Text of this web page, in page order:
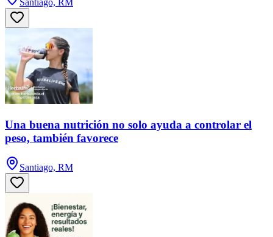
Santiago, RM
Una buena nutrición no solo ayuda a controlar el
peso, también favorece
Santiago, RM